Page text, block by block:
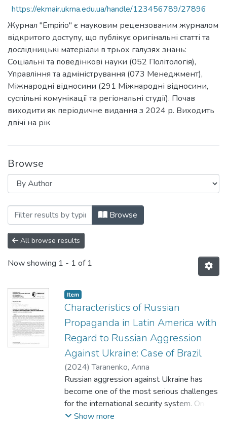
https://ekmair.ukma.edu.ua/handle/123456789/27896
Журнал "Empirio" є науковим рецензованим журналом
відкритого доступу, що публікує оригінальні статті та
дослідницькі матеріали в трьох галузях знань:
Соціальні та поведінкові науки (052 Політологія),
Управління та адміністрування (073 Менеджмент),
Міжнародні відносини (291 Міжнародні відносини,
суспільні комунікації та регіональні студії). Почав
виходити як періодичне видання з 2024 р. Виходить
двічі на рік
Browse
Browsing Empirio by Author
Browse
All browse results
Now showing 1 - 1 of 1
Item
Characteristics of Russian
Propaganda in Latin America with
Regard to Russian Aggression
Against Ukraine: Case of Brazil
(2024)Taranenko, Anna
Russian aggression against Ukraine has
become one of the most serious challenges
for the international security system. One of
the regions where Russian propaganda has
Show more